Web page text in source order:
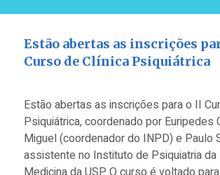
Estão abertas as inscrições
Curso de Clínica Psiquiátrica
Estão abertas as inscrições para o II
Psiquiátrica, coordenado por Euripedes
Miguel (coordenador do INPD) e Paulo
assistente no Instituto de Psiquiatria da